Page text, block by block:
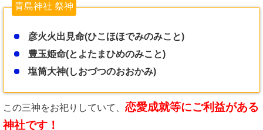
青島神社 祭神
彦火火出見命(ひこほほでみのみこと)
豊玉姫命(とよたまひめのみこと)
塩筒大神(しおづつのおおかみ)
この三神をお祀りしていて、 恋愛成就等にご利益がある
神社です！